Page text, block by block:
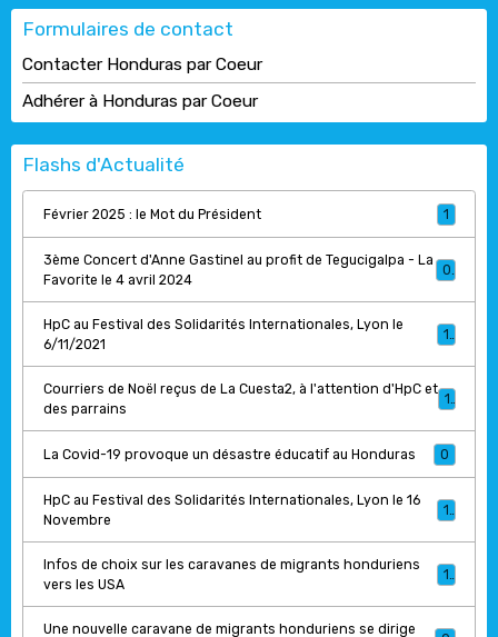
Formulaires de contact
Contacter Honduras par Coeur
Adhérer à Honduras par Coeur
Flashs d'Actualité
Février 2025 : le Mot du Président 1
3ème Concert d'Anne Gastinel au profit de Tegucigalpa - La
Favorite le 4 avril 2024
HpC au Festival des Solidarités Internationales, Lyon le
6/11/2021
Courriers de Noël reçus de La Cuesta2, à l'attention d'HpC et
des parrains
La Covid-19 provoque un désastre éducatif au Honduras 0
HpC au Festival des Solidarités Internationales, Lyon le 16
Novembre
1
Infos de choix sur les caravanes de migrants honduriens
vers les USA
1
Une nouvelle caravane de migrants honduriens se dirige